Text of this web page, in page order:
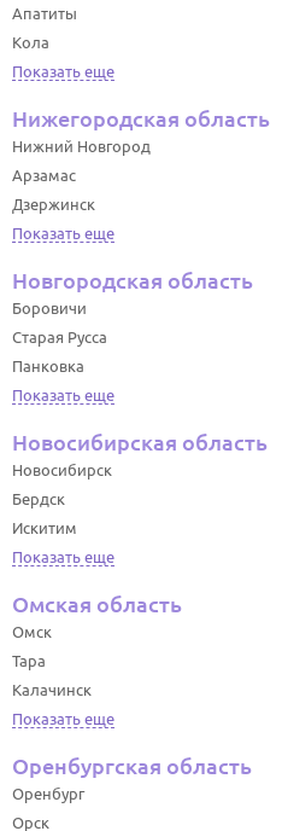
Апатиты
Кола
Показать еще
Нижегородская область
Нижний Новгород
Арзамас
Дзержинск
Показать еще
Новгородская область
Боровичи
Старая Русса
Панковка
Показать еще
Новосибирская область
Новосибирск
Бердск
Искитим
Показать еще
Омская область
Омск
Тара
Калачинск
Показать еще
Оренбургская область
Оренбург
Орск